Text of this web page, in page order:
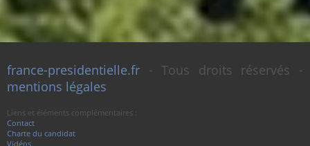
france-presidentielle.fr - Tous droits réservés -
mentions légales
Liens et éléments complémentaires :
Contact
Charte du candidat
Vidéos